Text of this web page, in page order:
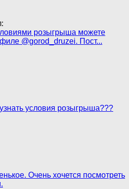
розыгрыша можете
@gorod_druzei. Пост...
условия розыгрыша???
Очень хочется посмотреть